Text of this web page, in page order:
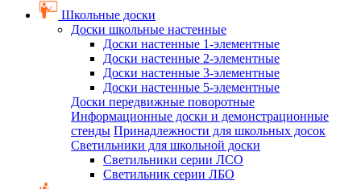
Школьные доски
Доски школьные настенные
Доски настенные 1-элементные
Доски настенные 2-элементные
Доски настенные 3-элементные
Доски настенные 5-элементные
Доски передвижные поворотные
Информационные доски и демонстрационные
стенды Принадлежности для школьных досок
Светильники для школьной доски
Светильники серии ЛСО
Светильник серии ЛБО